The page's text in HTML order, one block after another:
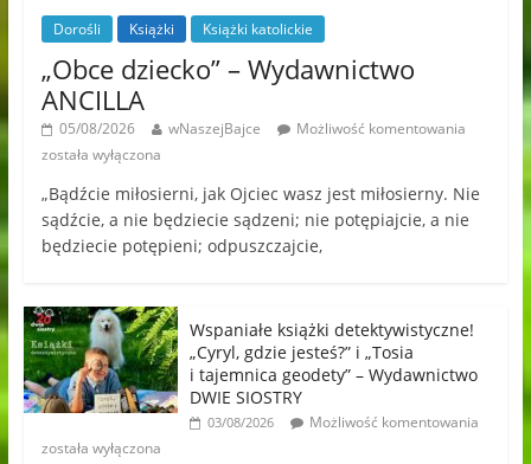
Dorośli Książki Książki katolickie
„Obce dziecko” – Wydawnictwo
ANCILLA
05/08/2026 wNaszejBajce
Możliwość komentowania
została wyłączona
„Bądźcie miłosierni, jak Ojciec wasz jest miłosierny. Nie
sądźcie, a nie będziecie sądzeni; nie potępiajcie, a nie
będziecie potępieni; odpuszczajcie,
Wspaniałe książki detektywistyczne!
„Cyryl, gdzie jesteś?” i „Tosia
i tajemnica geodety” – Wydawnictwo
DWIE SIOSTRY
03/08/2026
Możliwość komentowania
została wyłączona